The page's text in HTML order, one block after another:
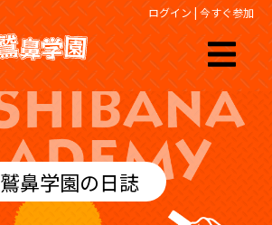
ログイン | 今すぐ参加
鷲鼻学園の日誌